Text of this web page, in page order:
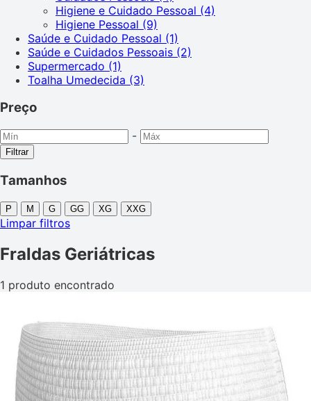
Higiene e Cuidado Pessoal (4)
Higiene Pessoal (9)
Saúde e Cuidado Pessoal (1)
Saúde e Cuidados Pessoais (2)
Supermercado (1)
Toalha Umedecida (3)
Preço
-
Filtrar
Tamanhos
P M G GG XG XXG
Limpar filtros
Fraldas Geriátricas
1 produto encontrado